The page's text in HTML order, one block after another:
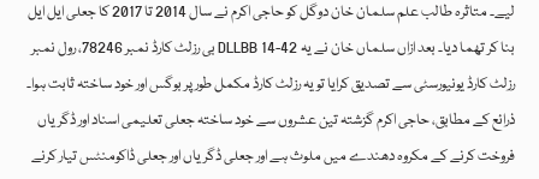
لیے۔ متاثرہ طالب علم سلمان خان دوگل کو حاجی اکرم نے سال 2014 تا 2017 کا جعلی ایل ایل
بی رزلٹ کارڈ نمبر 78246، رول نمبر DLLBB 14-42 بنا کر تھما دیا۔ بعد ازاں سلماں خان نے یہ
رزلٹ کارڈ یونیورسٹی سے تصدیق کرایا تو یہ رزلٹ کارڈ مکمل طور پر بوگس اور خود ساختہ ثابت ہوا۔
ذرائع کے مطابق، حاجی اکرم گزشتہ تین عشروں سے خود ساختہ جعلی تعلیمی اسناد اور ڈگریاں
فروخت کرنے کے مکروہ دھندے میں ملوث ہے اور جعلی ڈگریاں اور جعلی ڈاکومنٹس تیار کرنے